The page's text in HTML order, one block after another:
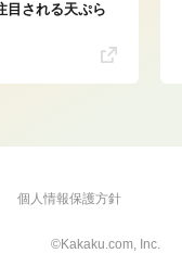
目される天ぷら
個人情報保護方針
©Kakaku.com, Inc.